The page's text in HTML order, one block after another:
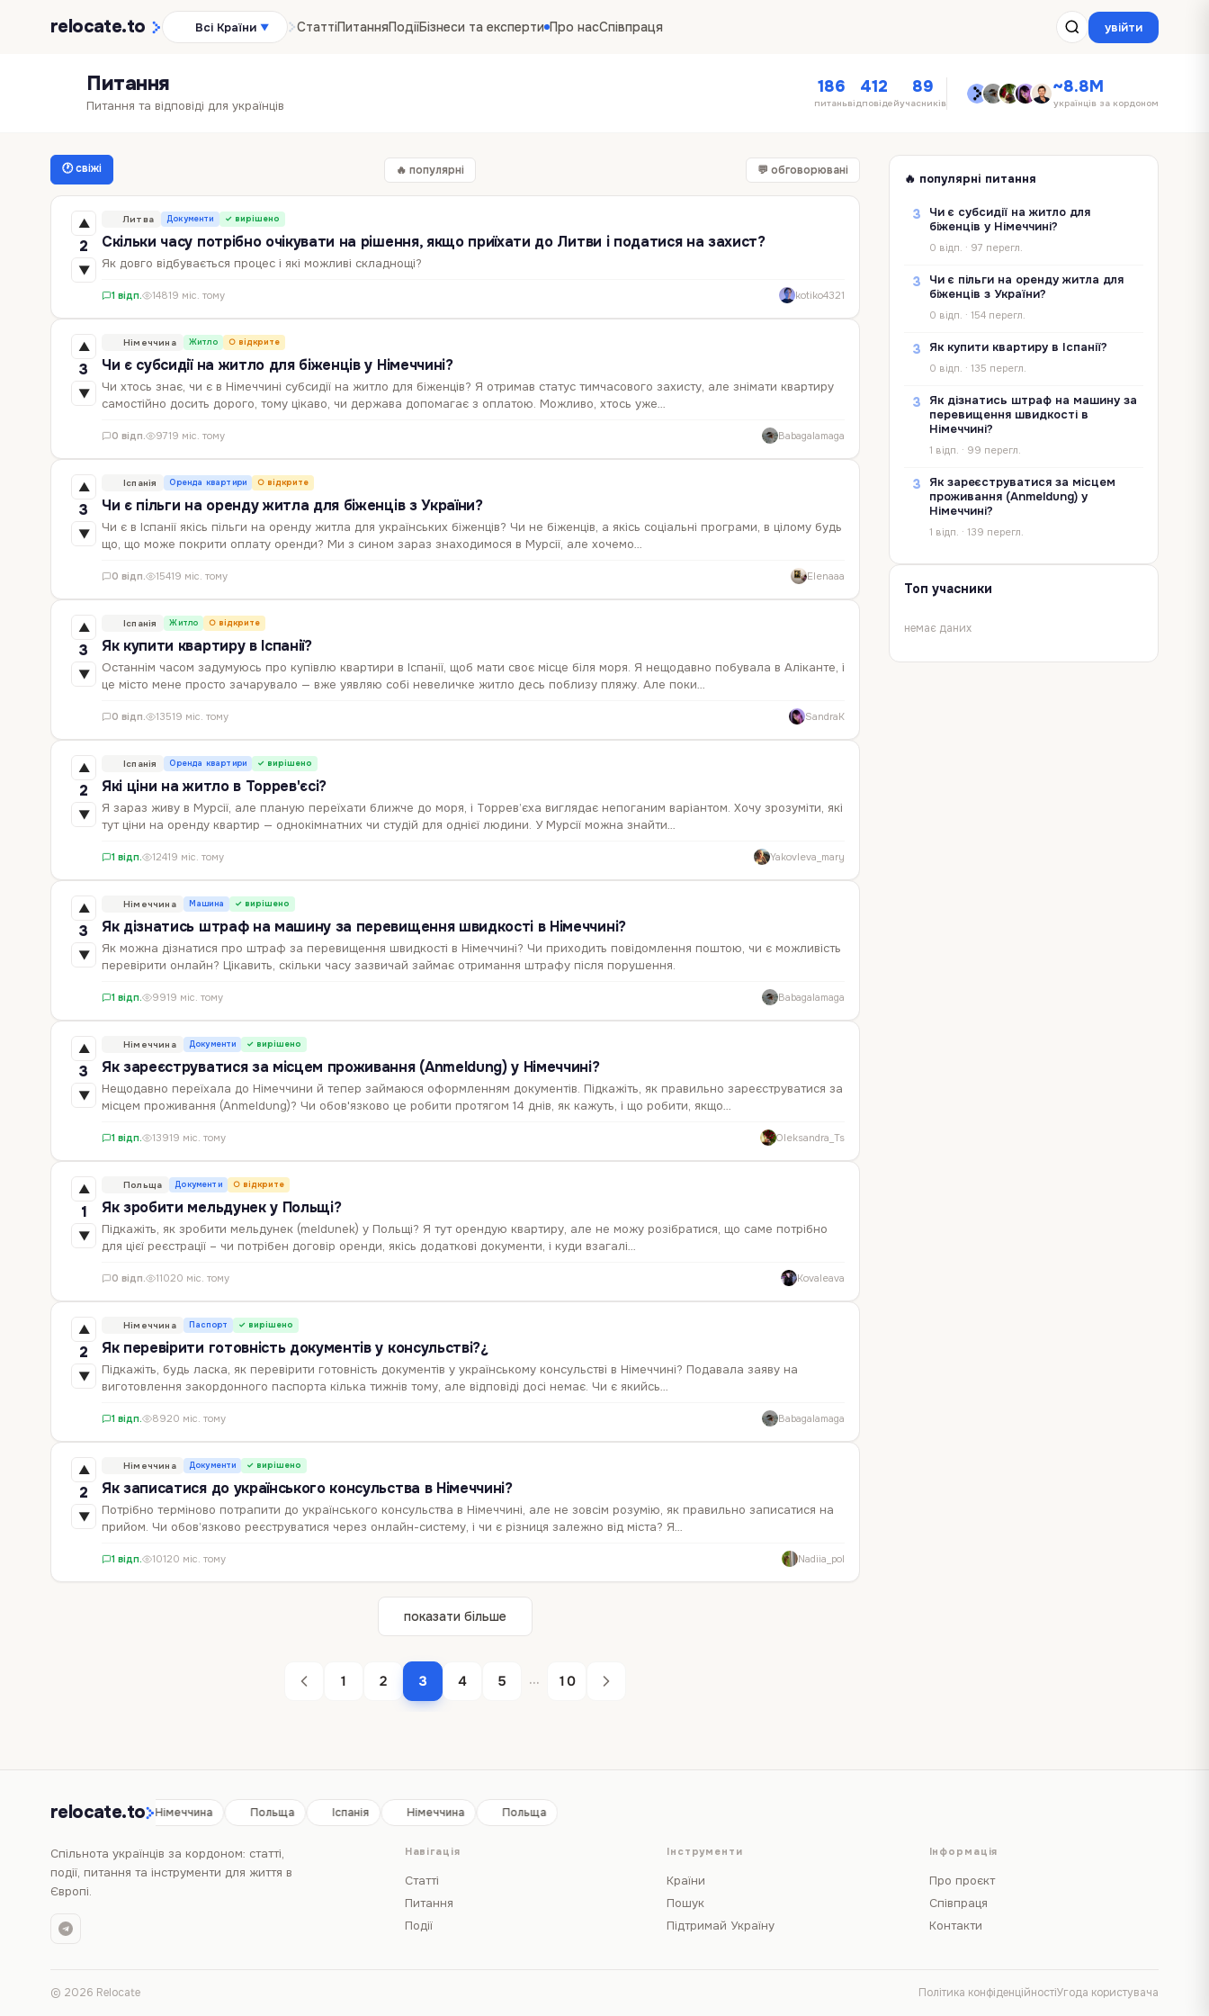
relocate.to Всі Країни ▼ СтаттіПитанняПодіїБізнеси та експерти Про насСпівпраця увійти
Питання
Питання та відповіді для українців
186
питань
412
відповідей
89
учасників
~8.8M
українців за кордоном
🕐 свіжі 🔥 популярні 💬 обговорювані
▲
2
▼
Литва Документи ✓ вирішено
Скільки часу потрібно очікувати на рішення, якщо приїхати до Литви і податися на захист?
Як довго відбувається процес і які можливі складнощі?
1 відп. 14819 міс. тому kotiko4321
▲
3
▼
Німеччина Житло ○ відкрите
Чи є субсидії на житло для біженців у Німеччині?
Чи хтось знає, чи є в Німеччині субсидії на житло для біженців? Я отримав статус тимчасового захисту, але знімати квартиру
самостійно досить дорого, тому цікаво, чи держава допомагає з оплатою. Можливо, хтось уже…
0 відп. 9719 міс. тому Babagalamaga
▲
3
▼
Іспанія Оренда квартири ○ відкрите
Чи є пільги на оренду житла для біженців з України?
Чи є в Іспанії якісь пільги на оренду житла для українських біженців? Чи не біженців, а якісь соціальні програми, в цілому будь
що, що може покрити оплату оренди? Ми з сином зараз знаходимося в Мурсії, але хочемо…
0 відп. 15419 міс. тому Elenaaa
▲
3
▼
Іспанія Житло ○ відкрите
Як купити квартиру в Іспанії?
Останнім часом задумуюсь про купівлю квартири в Іспанії, щоб мати своє місце біля моря. Я нещодавно побувала в Аліканте, і
це місто мене просто зачарувало — вже уявляю собі невеличке житло десь поблизу пляжу. Але поки…
0 відп. 13519 міс. тому SandraK
▲
2
▼
Іспанія Оренда квартири ✓ вирішено
Які ціни на житло в Торрев'єсі?
Я зараз живу в Мурсії, але планую переїхати ближче до моря, і Торрев’єха виглядає непоганим варіантом. Хочу зрозуміти, які
тут ціни на оренду квартир — однокімнатних чи студій для однієї людини. У Мурсії можна знайти…
1 відп. 12419 міс. тому Yakovleva_mary
▲
3
▼
Німеччина Машина ✓ вирішено
Як дізнатись штраф на машину за перевищення швидкості в Німеччині?
Як можна дізнатися про штраф за перевищення швидкості в Німеччині? Чи приходить повідомлення поштою, чи є можливість
перевірити онлайн? Цікавить, скільки часу зазвичай займає отримання штрафу після порушення.
1 відп. 9919 міс. тому Babagalamaga
▲
3
▼
Німеччина Документи ✓ вирішено
Як зареєструватися за місцем проживання (Anmeldung) у Німеччині?
Нещодавно переїхала до Німеччини й тепер займаюся оформленням документів. Підкажіть, як правильно зареєструватися за
місцем проживання (Anmeldung)? Чи обов'язково це робити протягом 14 днів, як кажуть, і що робити, якщо…
1 відп. 13919 міс. тому Oleksandra_Ts
▲
1
▼
Польща Документи ○ відкрите
Як зробити мельдунек у Польщі?
Підкажіть, як зробити мельдунек (meldunek) у Польщі? Я тут орендую квартиру, але не можу розібратися, що саме потрібно
для цієї реєстрації – чи потрібен договір оренди, якісь додаткові документи, і куди взагалі…
0 відп. 11020 міс. тому Kovaleava
▲
2
▼
Німеччина Паспорт ✓ вирішено
Як перевірити готовність документів у консульстві?¿
Підкажіть, будь ласка, як перевірити готовність документів у українському консульстві в Німеччині? Подавала заяву на
виготовлення закордонного паспорта кілька тижнів тому, але відповіді досі немає. Чи є якийсь…
1 відп. 8920 міс. тому Babagalamaga
▲
2
▼
Німеччина Документи ✓ вирішено
Як записатися до українського консульства в Німеччині?
Потрібно терміново потрапити до українського консульства в Німеччині, але не зовсім розумію, як правильно записатися на
прийом. Чи обов’язково реєструватися через онлайн-систему, і чи є різниця залежно від міста? Я…
1 відп. 10120 міс. тому Nadiia_pol
показати більше
1 2 3 4 5 ... 10
🔥 популярні питання
3
Чи є субсидії на житло для
біженців у Німеччині?
0 відп. · 97 перегл.
3
Чи є пільги на оренду житла для
біженців з України?
0 відп. · 154 перегл.
3 Як купити квартиру в Іспанії?
0 відп. · 135 перегл.
3
Як дізнатись штраф на машину за
перевищення швидкості в
Німеччині?
1 відп. · 99 перегл.
3
Як зареєструватися за місцем
проживання (Anmeldung) у
Німеччині?
1 відп. · 139 перегл.
Топ учасники
немає даних
relocate.to
Іспанія Німеччина Польща Іспанія Німеччина Польща
Спільнота українців за кордоном: статті,
події, питання та інструменти для життя в
Європі.
Навігація
Статті
Питання
Події
Інструменти
Країни
Пошук
Підтримай Україну
Інформація
Про проєкт
Співпраця
Контакти
© 2026 Relocate Політика конфіденційностіУгода користувача